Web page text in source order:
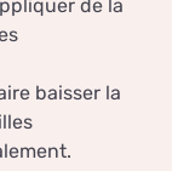
de la
baisser la